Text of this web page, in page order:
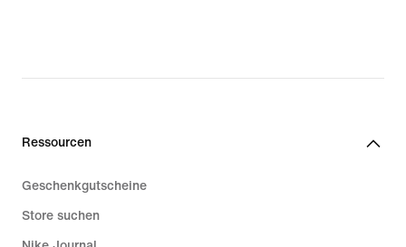
Ressourcen
Geschenkgutscheine
Store suchen